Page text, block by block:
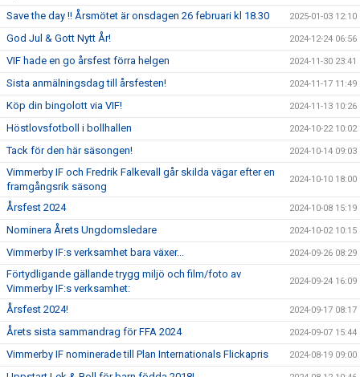
Save the day !! Årsmötet är onsdagen 26 februari kl 18.30 2025-01-03 12:10
God Jul & Gott Nytt År! 2024-12-24 06:56
VIF hade en go årsfest förra helgen 2024-11-30 23:41
Sista anmälningsdag till årsfesten! 2024-11-17 11:49
Köp din bingolott via VIF! 2024-11-13 10:26
Höstlovsfotboll i bollhallen 2024-10-22 10:02
Tack för den här säsongen! 2024-10-14 09:03
Vimmerby IF och Fredrik Falkevall går skilda vägar efter en
framgångsrik säsong
2024-10-10 18:00
Årsfest 2024 2024-10-08 15:19
Nominera Årets Ungdomsledare 2024-10-02 10:15
Vimmerby IF:s verksamhet bara växer... 2024-09-26 08:29
Förtydligande gällande trygg miljö och film/foto av
Vimmerby IF:s verksamhet:
2024-09-24 16:09
Årsfest 2024! 2024-09-17 08:17
Årets sista sammandrag för FFA 2024 2024-09-07 15:44
Vimmerby IF nominerade till Plan Internationals Flickapris 2024-08-19 09:00